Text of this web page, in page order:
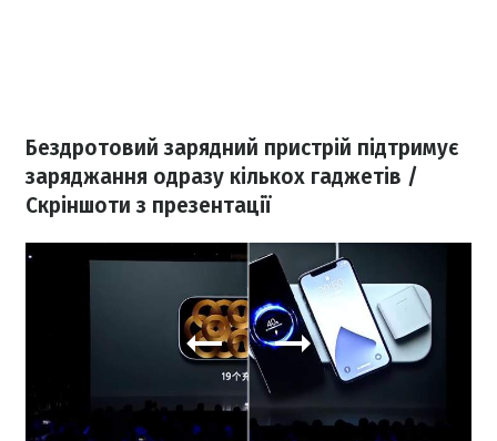
Бездротовий зарядний пристрій підтримує
заряджання одразу кількох гаджетів /
Скріншоти з презентації